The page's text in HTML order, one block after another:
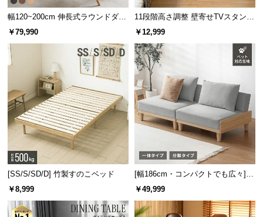
幅120~200cm 伸長式ラウンドダイ
ニングテーブル 6人掛け 天然木突
￥79,990
11段階高さ調整 壁寄せTVスタンド
キャスター付き 上下左右角度調節
￥12,999
[SS/S/SD/D] 竹製すのこベッド
￥8,999
[幅186cm・コンパクトでも広々] 3
人掛けソファベッド リクライニン
￥49,999